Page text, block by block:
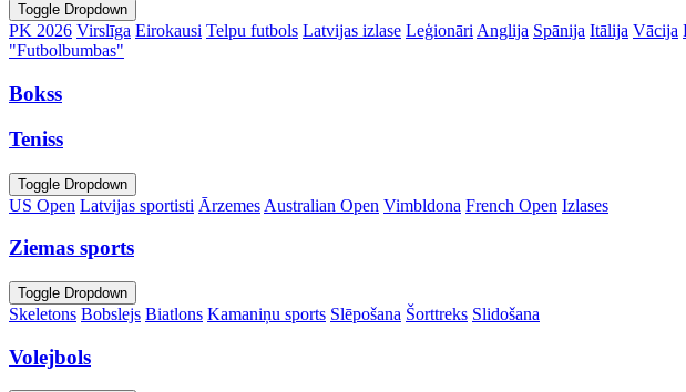
Toggle Dropdown
PK 2026 Virslīga Eirokausi Telpu futbols Latvijas izlase Leģionāri Anglija Spānija Itālija Vācija
"Futbolbumbas"
Bokss
Teniss
Toggle Dropdown
US Open Latvijas sportisti Ārzemes Australian Open Vimbldona French Open Izlases
Ziemas sports
Toggle Dropdown
Skeletons Bobslejs Biatlons Kamaniņu sports Slēpošana Šorttreks Slidošana
Volejbols